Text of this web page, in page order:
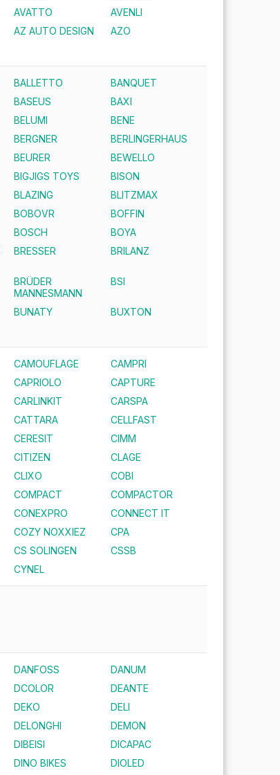
AVATTO
AVENLI
AZ AUTO DESIGN
AZO
BALLETTO
BANQUET
BASEUS
BAXI
BELUMI
BENE
BERGNER
BERLINGERHAUS
BEURER
BEWELLO
BIGJIGS TOYS
BISON
BLAZING
BLITZMAX
BOBOVR
BOFFIN
BOSCH
BOYA
BRESSER BRILANZ
BRÜDER
MANNESMANN
BSI
BUNATY
BUXTON
CAMOUFLAGE
CAMPRI
CAPRIOLO
CAPTURE
CARLINKIT
CARSPA
CATTARA
CELLFAST
CERESIT
CIMM
CITIZEN
CLAGE
CLIXO
COBI
COMPACT
COMPACTOR
CONEXPRO
CONNECT IT
COZY NOXXIEZ
CPA
CS SOLINGEN
CSSB
CYNEL
DANFOSS
DANUM
DCOLOR
DEANTE
DEKO
DELI
DELONGHI
DEMON
DIBEISI
DICAPAC
DINO BIKES
DIOLED